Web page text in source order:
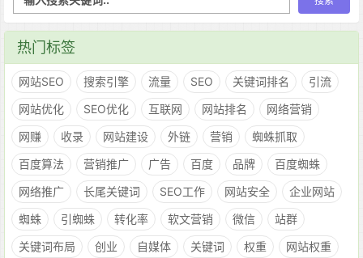
热门标签
网站SEO 搜索引擎 流量 SEO 关键词排名
引流
网站优化
SEO优化 互联网 网站排名
网络营销
网赚
收录 网站建设 外链 营销
蜘蛛抓取
百度算法
营销推广 广告 百度 品牌
百度蜘蛛
网络推广
长尾关键词 SEO工作 网站安全
企业网站
蜘蛛
引蜘蛛 转化率 软文营销 微信
站群
关键词布局
创业 自媒体 关键词 权重
网站权重